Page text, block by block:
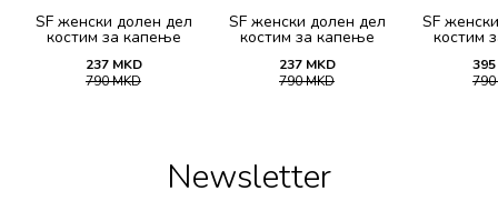
SF женски долен дел
костим за капење
237 MKD
790MKD
SF женски долен дел
костим за капење
237 MKD
790MKD
SF
костим
395
790
Newsletter